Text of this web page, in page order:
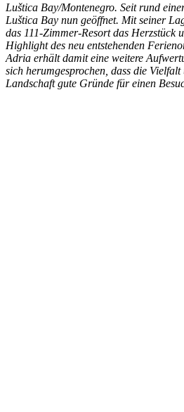
Luštica Bay/Montenegro. Seit rund
Luštica Bay nun geöffnet. Mit seiner
das 111-Zimmer-Resort das Herzstück
Highlight des neu entstehenden
Adria erhält damit eine weitere
sich herumgesprochen, dass die
Landschaft gute Gründe für einen